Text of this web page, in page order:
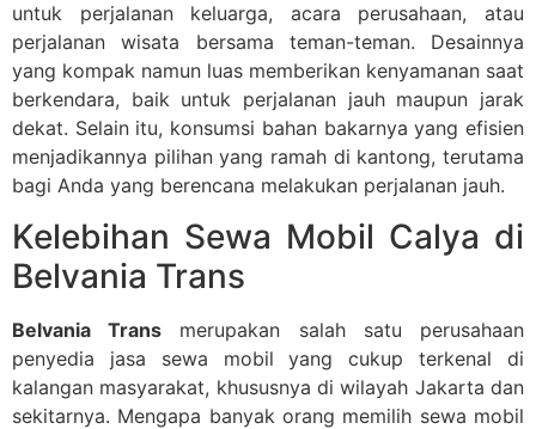
untuk perjalanan keluarga, acara perusahaan, atau
perjalanan wisata bersama teman-teman. Desainnya
yang kompak namun luas memberikan kenyamanan saat
berkendara, baik untuk perjalanan jauh maupun jarak
dekat. Selain itu, konsumsi bahan bakarnya yang efisien
menjadikannya pilihan yang ramah di kantong, terutama
bagi Anda yang berencana melakukan perjalanan jauh.
Kelebihan Sewa Mobil Calya di
Belvania Trans
Belvania Trans merupakan salah satu perusahaan
penyedia jasa sewa mobil yang cukup terkenal di
kalangan masyarakat, khususnya di wilayah Jakarta dan
sekitarnya. Mengapa banyak orang memilih sewa mobil